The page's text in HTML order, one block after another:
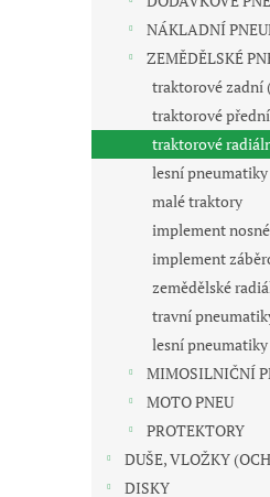
e
l
NÁKLADNÍ
ZEMĚDĚLSKÉ
traktorové zadní
traktorové
traktorové
lesní
malé traktory
implement nosné
implement
zemědělské
travní
lesní
MIMOSILNIČNÍ
MOTO PNEU
PROTEKTORY
DUŠE, VLOŽKY
DISKY